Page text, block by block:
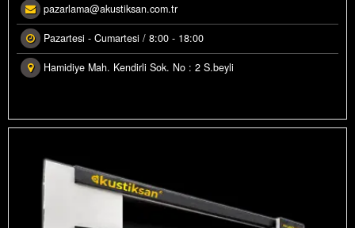
pazarlama@akustiksan.com.tr
Pazartesi - Cumartesi / 8:00 - 18:00
Hamidiye Mah. Kendirli Sok. No : 2 S.beyli